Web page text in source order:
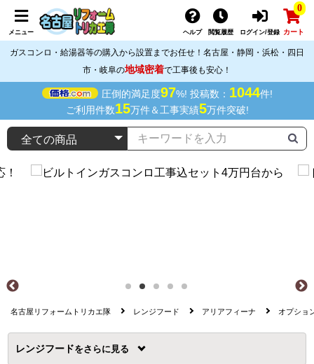
メニュー ヘルプ 閲覧履歴 ログイン/登録
0
カート
ガスコンロ・給湯器等の購入から設置までお任せ！名古屋・静岡・浜松・四日
市・岐阜の地域密着で工事後も安心！
圧倒的満足度97%! 投稿数： 1044件!
ご利用件数15万件＆工事実績5万件突破!
名古屋リフォームトリカエ隊 レンジフード アリアフィーナ オプショ
レンジフードを